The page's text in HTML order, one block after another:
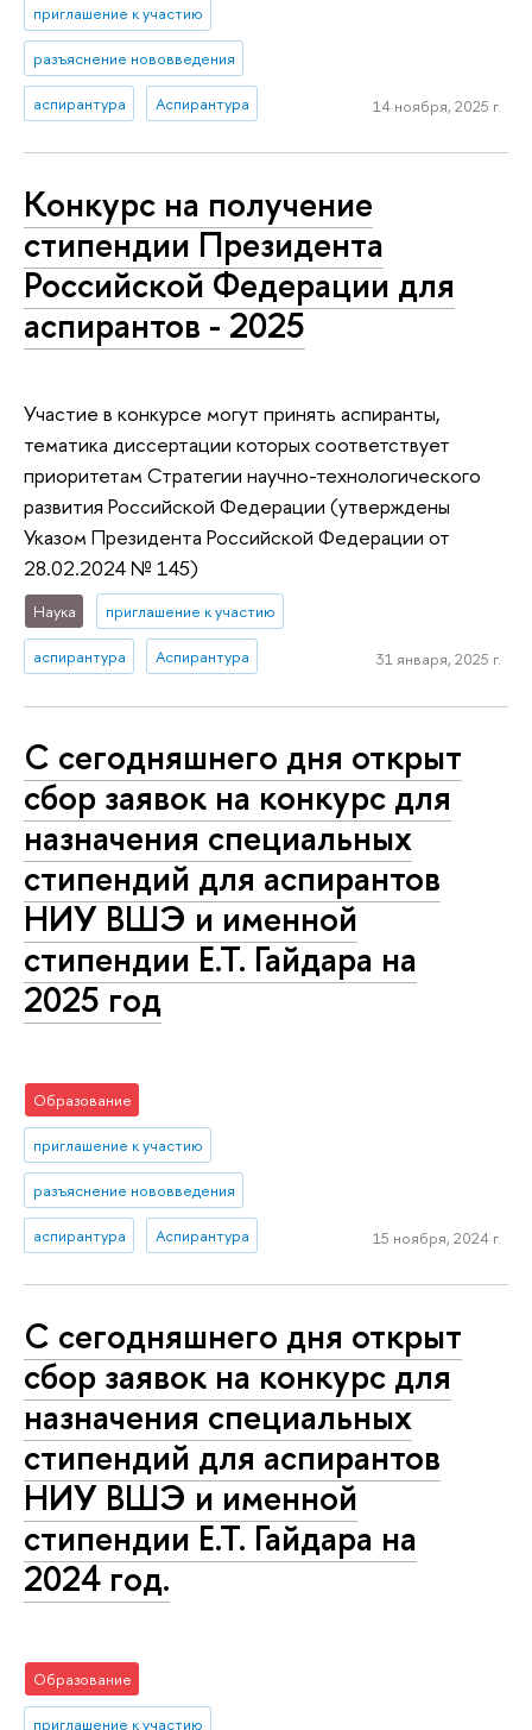
приглашение к участию
разъяснение нововведения
аспирантура Аспирантура 14 ноября, 2025 г.
Конкурс на получение
стипендии Президента
Российской Федерации для
аспирантов - 2025
Участие в конкурсе могут принять аспиранты,
тематика диссертации которых соответствует
приоритетам Стратегии научно-технологического
развития Российской Федерации (утверждены
Указом Президента Российской Федерации от
28.02.2024 № 145)
Наука приглашение к участию
аспирантура Аспирантура 31 января, 2025 г.
С сегодняшнего дня открыт
сбор заявок на конкурс для
назначения специальных
стипендий для аспирантов
НИУ ВШЭ и именной
стипендии Е.Т. Гайдара на
2025 год
Образование
приглашение к участию
разъяснение нововведения
аспирантура Аспирантура 15 ноября, 2024 г.
С сегодняшнего дня открыт
сбор заявок на конкурс для
назначения специальных
стипендий для аспирантов
НИУ ВШЭ и именной
стипендии Е.Т. Гайдара на
2024 год.
Образование
приглашение к участию